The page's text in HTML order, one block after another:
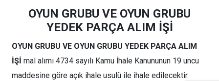
OYUN GRUBU VE OYUN GRUBU
YEDEK PARÇA ALIM İŞİ
OYUN GRUBU VE OYUN GRUBU YEDEK PARÇA ALIM
İŞİ mal alımı 4734 sayılı Kamu İhale Kanununun 19 uncu
maddesine göre açık ihale usulü ile ihale edilecektir.